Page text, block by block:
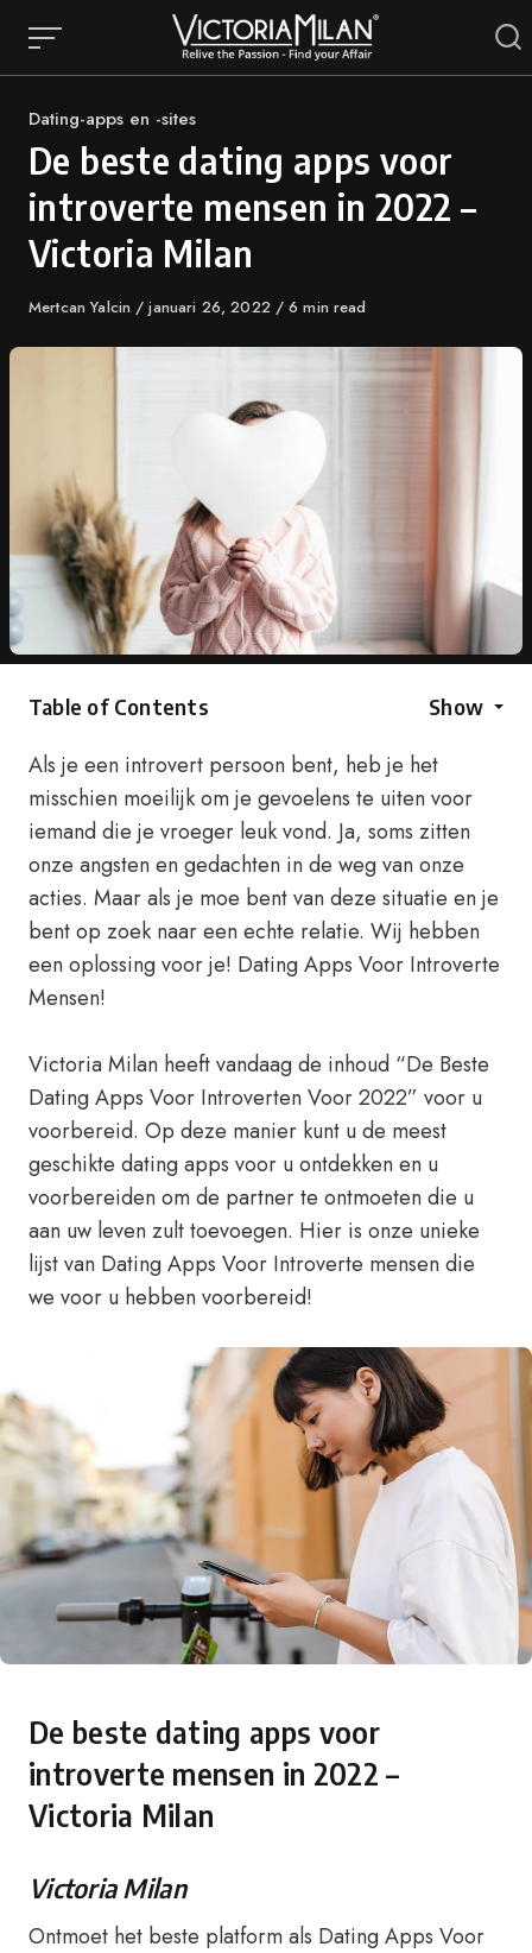
content
Category
Dating-apps en -sites
De beste dating apps voor
introverte mensen in 2022 –
Victoria Milan
Author
Mertcan Yalcin
Published
januari 26, 2022 6 min read
Table of Contents Show
Als je een introvert persoon bent, heb je het
misschien moeilijk om je gevoelens te uiten voor
iemand die je vroeger leuk vond. Ja, soms zitten
onze angsten en gedachten in de weg van onze
acties. Maar als je moe bent van deze situatie en je
bent op zoek naar een echte relatie. Wij hebben
een oplossing voor je! Dating Apps Voor Introverte
Mensen!
Victoria Milan heeft vandaag de inhoud “De Beste
Dating Apps Voor Introverten Voor 2022” voor u
voorbereid. Op deze manier kunt u de meest
geschikte dating apps voor u ontdekken en u
voorbereiden om de partner te ontmoeten die u
aan uw leven zult toevoegen. Hier is onze unieke
lijst van Dating Apps Voor Introverte mensen die
we voor u hebben voorbereid!
De beste dating apps voor
introverte mensen in 2022 –
Victoria Milan
Victoria Milan
Ontmoet het beste platform als Dating Apps Voor